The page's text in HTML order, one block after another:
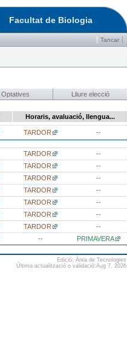
Facultat de Biologia
Tancar
Optatives Lliure elecció
Horaris, avaluació, llengua...
TARDOR --
TARDOR
--
TARDOR
--
TARDOR
--
TARDOR
--
TARDOR
--
TARDOR
--
TARDOR
--
-- PRIMAVERA
Edició: Àrea de Tecnologies
Última actualització o validació:Aug 7, 2026